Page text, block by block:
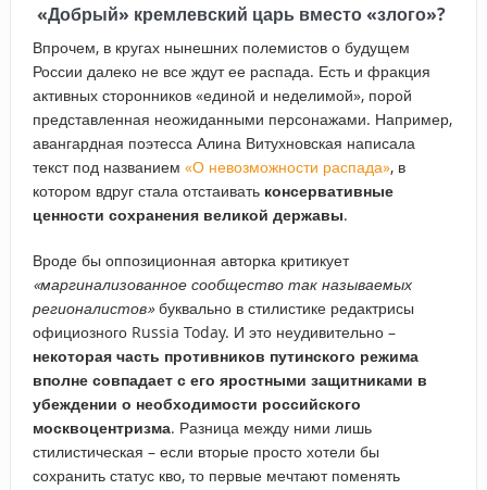
«Добрый» кремлевский царь вместо «злого»?
Впрочем, в кругах нынешних полемистов о будущем
России далеко не все ждут ее распада. Есть и фракция
активных сторонников «единой и неделимой», порой
представленная неожиданными персонажами. Например,
авангардная поэтесса Алина Витухновская написала
текст под названием «О невозможности распада», в
котором вдруг стала отстаивать консервативные
ценности сохранения великой державы.
Вроде бы оппозиционная авторка критикует
«маргинализованное сообщество так называемых
регионалистов»буквально в стилистике редактрисы
официозного Russia Today. И это неудивительно –
некоторая часть противников путинского режима
вполне совпадает с его яростными защитниками в
убеждении о необходимости российского
москвоцентризма. Разница между ними лишь
стилистическая – если вторые просто хотели бы
сохранить статус кво, то первые мечтают поменять